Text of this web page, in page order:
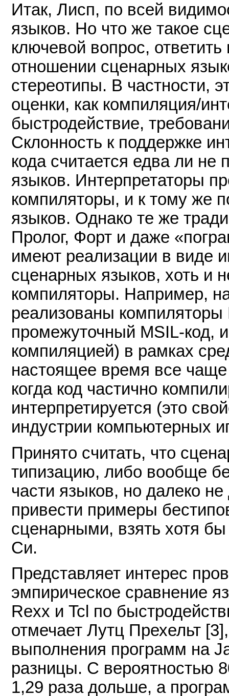
Итак, Лисп, по всей
языков. Но что же такое
ключевой вопрос,
отношении сценарных
стереотипы. В частности,
оценки, как компиляция/
быстродействие,
Склонность к поддержке
кода считается едва ли
языков. Интерпретаторы
компиляторы, и к тому же
языков. Однако те же
Пролог, Форт и даже
имеют реализации в виде
сценарных языков, хоть и
компиляторы. Например,
реализованы
промежуточный MSIL-код,
компиляцией) в рамках
настоящее время все
когда код частично
интерпретируется (это
индустрии компьютерных
Принято считать, что
типизацию, либо вообще
части языков, но далеко
привести примеры
сценарными, взять хотя
Си.
Представляет интерес
эмпирическое сравнение
Rexx и Tcl по
отмечает Лутц Прехельт
выполнения программ на
разницы. С вероятностью
1,29 раза дольше, а